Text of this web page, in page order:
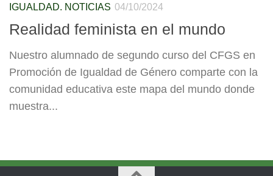
IGUALDAD. NOTICIAS 04/10/2024
Realidad feminista en el mundo
Nuestro alumnado de segundo curso del CFGS en
Promoción de Igualdad de Género comparte con la
comunidad educativa este mapa del mundo donde
muestra...